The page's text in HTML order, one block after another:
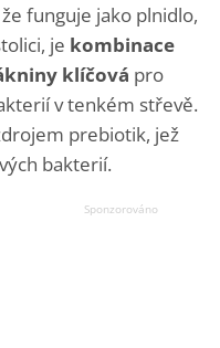
funguje jako plnidlo,
je kombinace
klíčová pro
v tenkém střevě.
prebiotik, jež
bakterií.